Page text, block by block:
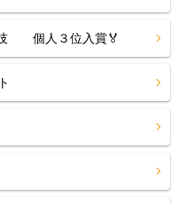
個人３位入賞🏅